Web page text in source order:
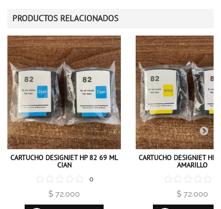
PRODUCTOS RELACIONADOS
CARTUCHO DESIGNJET HP 82 69 ML
CIAN
0
$ 72.000
CARTUCHO DESIGNJET
AMARILLO
$ 72.000